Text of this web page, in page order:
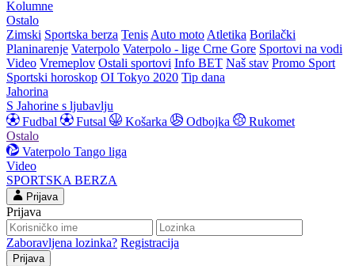
Kolumne
Ostalo
Zimski Sportska berza Tenis Auto moto Atletika Borilački
Planinarenje Vaterpolo Vaterpolo - lige Crne Gore Sportovi na vodi
Video Vremeplov Ostali sportovi Info BET Naš stav Promo Sport
Sportski horoskop OI Tokyo 2020 Tip dana
Jahorina
S Jahorine s ljubavlju
Fudbal
Futsal Košarka Odbojka
Rukomet
Ostalo
Vaterpolo Tango liga
Video
SPORTSKA BERZA
Prijava
Prijava
Zaboravljena lozinka? Registracija